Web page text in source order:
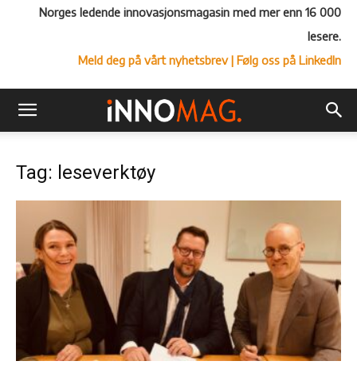
Norges ledende innovasjonsmagasin med mer enn 16 000
lesere.
Meld deg på vårt nyhetsbrev| Følg oss på LinkedIn
Tag: leseverktøy